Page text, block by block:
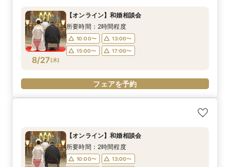
8/27(木)
【オンライン】和婚相談会
所要時間：2時間程度
10:00〜
13:00〜
15:00〜
17:00〜
フェアを予約
【オンライン】和婚相談会
所要時間：2時間程度
10:00〜
13:00〜